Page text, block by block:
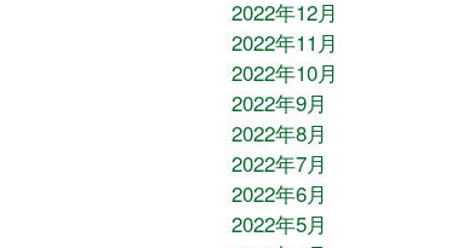
2022年12月
2022年11月
2022年10月
2022年9月
2022年8月
2022年7月
2022年6月
2022年5月